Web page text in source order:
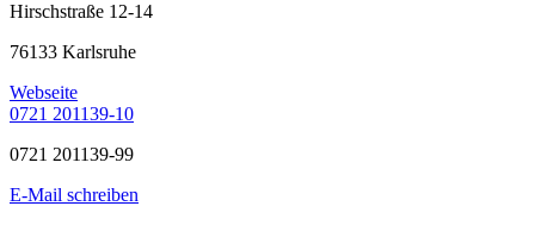
Hirschstraße 12-14
76133 Karlsruhe
Webseite
0721 201139-10
0721 201139-99
E-Mail schreiben